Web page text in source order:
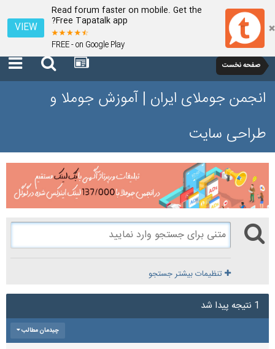
Read forum faster on mobile. Get the
Free Tapatalk app?
FREE - on Google Play
VIEW
صفحه نخست
انجمن جوملای ایران | آموزش جوملا و
طراحی سایت
تنظیمات بیشتر جستجو
1 نتیجه پیدا شد
چیدمان مطالب